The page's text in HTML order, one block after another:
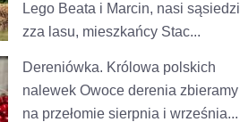
Lego Beata i Marcin, nasi sąsiedzi
zza lasu, mieszkańcy Stac...
Dereniówka. Królowa polskich
nalewek Owoce derenia zbieramy
na przełomie sierpnia i września...